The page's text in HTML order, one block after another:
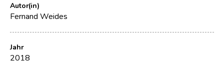
Autor(in)
Fernand Weides
Jahr
2018